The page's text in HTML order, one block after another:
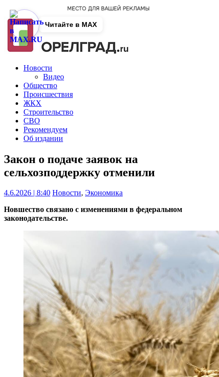
Новости
Видео
Общество
Происшествия
ЖКХ
Строительство
СВО
Рекомендуем
Об издании
Закон о подаче заявок на
сельхозподдержку отменили
4.6.2026 | 8:40 Новости, Экономика
Новшество связано с изменениями в федеральном
законодательстве.
Читайте в MAX